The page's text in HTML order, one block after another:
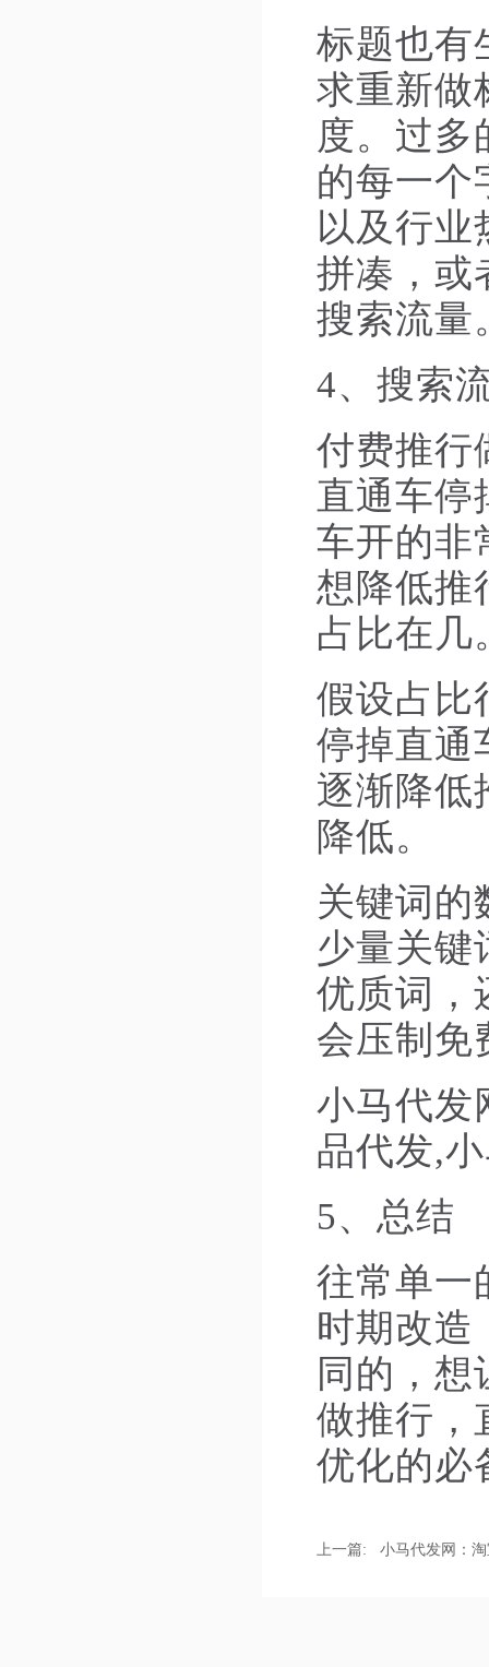
标题也有
求重新做
度。过多
的每一个
以及行
拼凑，或
搜索流量
4、搜索
付费推行
直通车停
车开的非
想降低推
占比在几
假设占比
停掉直通
逐渐降低
降低。
关键词的
少量关键
优质词，
会压制免
小马代发
品代发,
5、总结
往常单一
时期改造
同的，
做推行，
优化的必
上一篇: 小马代发网：